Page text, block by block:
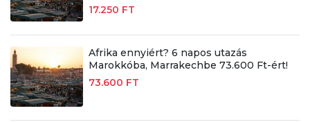
17.250 FT
Afrika ennyiért? 6 napos utazás
Marokkóba, Marrakechbe 73.600 Ft-ért!
73.600 FT